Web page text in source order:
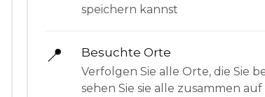
speichern kannst
📍 Besuchte Orte
Verfolgen Sie alle Orte, die Sie
sehen Sie sie alle zusammen